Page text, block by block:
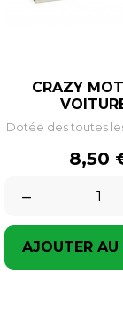
CRAZY
Dotée des toutes
Prix
8,50
–
AJOUTER AU